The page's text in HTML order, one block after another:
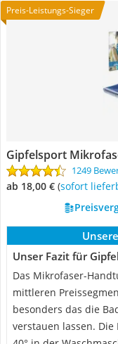
Preis-Leistungs-Sieger
Gipfelsport
1249
ab 18,00 € ( Sofort
Unser Fazit für
Das Mikrofaser-
mittleren
besonders das die
verstauen lassen.